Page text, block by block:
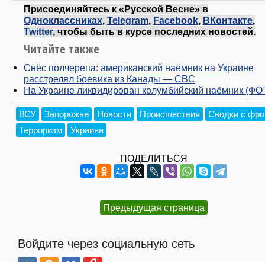
Присоединяйтесь к «Русской Весне» в
Одноклассниках, Telegram, Facebook, ВКонтакте,
Twitter, чтобы быть в курсе последних новостей.
Читайте также
Снёс полчерепа: американский наёмник на Украине
расстрелял боевика из Канады — CBC
На Украине ликвидирован колумбийский наёмник
ВСУ Запорожье Новости Происшествия
Сводки с
Терроризм
Украина
ПОДЕЛИТЬСЯ
Предыдущая страница
Войдите через социальную сеть